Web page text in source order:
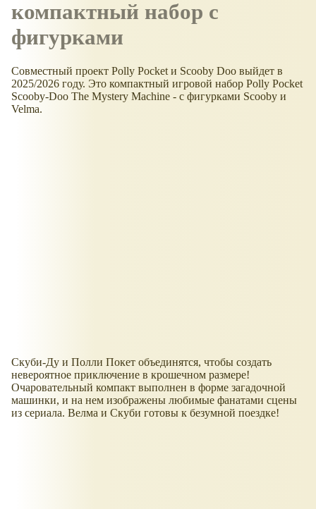
компактный набор с
фигурками
Совместный проект Polly Pocket и Scooby Doo выйдет в
2025/2026 году. Это компактный игровой набор Polly Pocket
Scooby-Doo The Mystery Machine - с фигурками Scooby и
Velma.
Скуби-Ду и Полли Покет объединятся, чтобы создать
невероятное приключение в крошечном размере!
Очаровательный компакт выполнен в форме загадочной
машинки, и на нем изображены любимые фанатами сцены
из сериала. Велма и Скуби готовы к безумной поездке!